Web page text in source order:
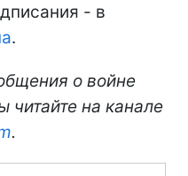
- в
.
о войне
читайте на канале
.